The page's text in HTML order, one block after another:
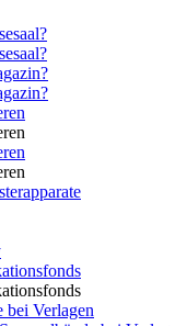
bei Verlagen